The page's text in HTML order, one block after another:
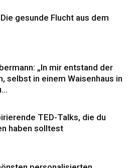
gesunde Flucht aus dem
„In mir entstand der
selbst in einem Waisenhaus in
TED-Talks, die du
haben solltest